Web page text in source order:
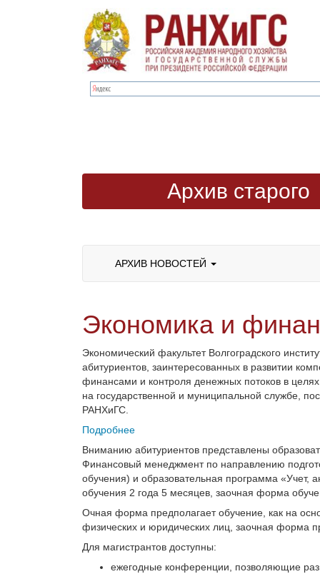
Архив старого
АРХИВ НОВОСТЕЙ
Экономика и
Экономический факультет Волгоградского
абитуриентов, заинтересованных в развитии
финансами и контроля денежных потоков в
на государственной и муниципальной службе,
РАНХиГС.
Подробнее
Вниманию абитуриентов представлены
Финансовый менеджмент по направлению
обучения) и образовательная программа «Учет,
обучения 2 года 5 месяцев, заочная форма
Очная форма предполагает обучение, как на
физических и юридических лиц, заочная форма
Для магистрантов доступны:
ежегодные конференции, позволяющие